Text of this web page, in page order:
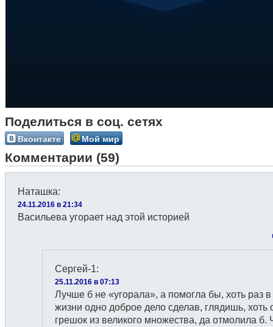
Поделиться в соц. сетях
Вконтакте Мой мир
Комментарии (59)
Наташка:
24.11.2016 в 21:34
Васильева угорает над этой историей
Сергей-1:
25.11.2016 в 07:13
Лучше б не «угорала», а помогла бы, хоть раз в
жизни одно доброе дело сделав, глядишь, хоть
грешок из великого множества, да отмолила б.